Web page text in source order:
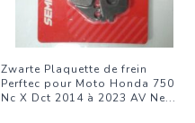
Zwarte Plaquette de frein
Perftec pour Moto Honda 750
Nc X Dct 2014 à 2023 AV Ne...